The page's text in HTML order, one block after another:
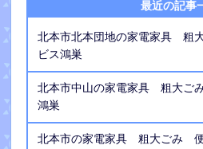
最近の記事
北本市北本団地の家電家具 粗
ビス鴻巣
北本市中山の家電家具 粗大ご
鴻巣
北本市の家電家具 粗大ごみ 便